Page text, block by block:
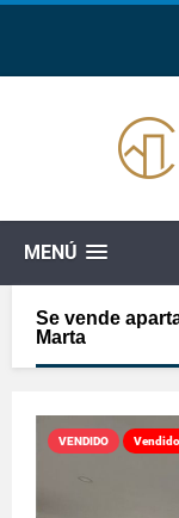
MENÚ
Se vende
Marta
VENDIDO Vendido